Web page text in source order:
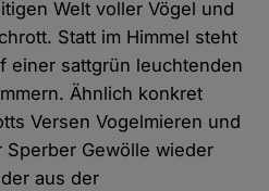
Welt voller Vögel und
Statt im Himmel steht
einer sattgrün leuchtenden
Ähnlich konkret
Versen Vogelmieren und
Gewölle wieder
aus der